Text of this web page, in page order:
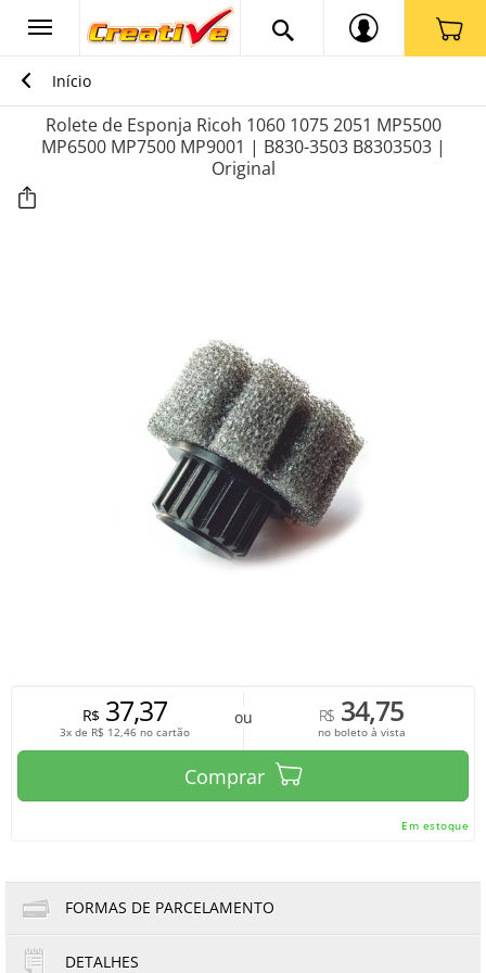
Início
Rolete de Esponja Ricoh 1060 1075 2051 MP5500
MP6500 MP7500 MP9001 | B830-3503 B8303503 |
Original
R$37,37
3x de R$ 12,46 no cartão
ou R$34,75
no boleto à vista
Comprar
Em estoque
FORMAS DE PARCELAMENTO
1x de R$37,37
DETALHES